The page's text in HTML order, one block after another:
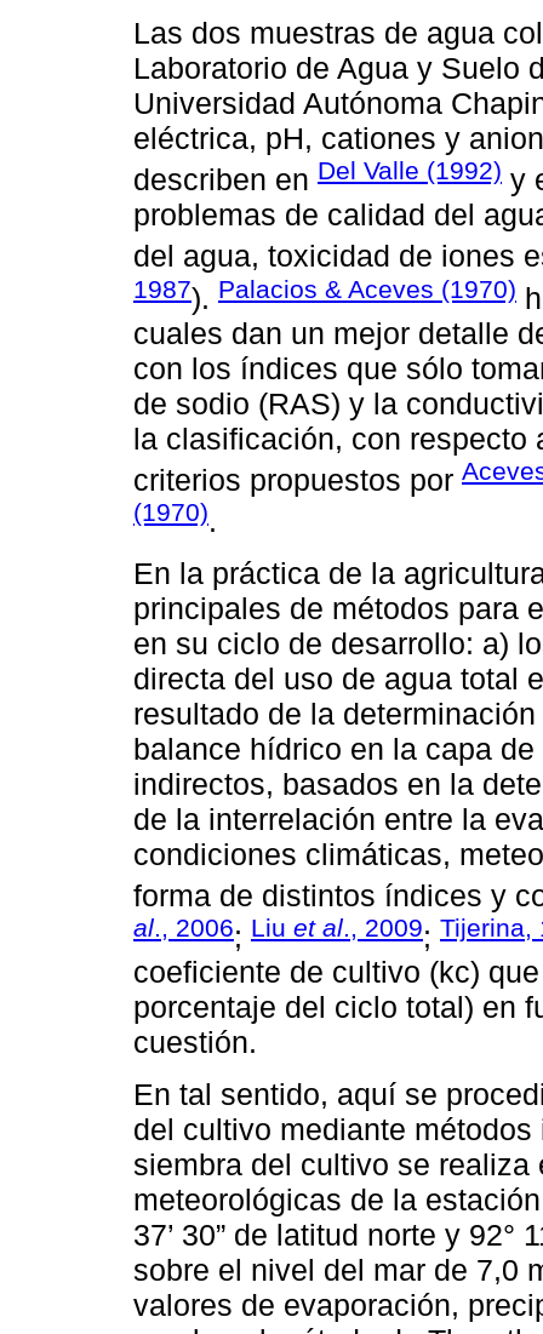
Las dos muestras de agua
Laboratorio de Agua y Suelo
Universidad Autónoma
eléctrica, pH, cationes y
describen en Del Valle (1992) y
problemas de calidad del
del agua, toxicidad de iones
1987). Palacios & Aceves (1970)
cuales dan un mejor detalle
con los índices que sólo
de sodio (RAS) y la
la clasificación, con respecto
criterios propuestos por
(1970).
En la práctica de la
principales de métodos para
en su ciclo de desarrollo: a)
directa del uso de agua total
resultado de la
balance hídrico en la capa
indirectos, basados en la
de la interrelación entre la
condiciones climáticas,
forma de distintos índices y
al., 2006; Liu et al., 2009; Tijerina,
coeficiente de cultivo (kc)
porcentaje del ciclo total) en
cuestión.
En tal sentido, aquí se
del cultivo mediante
siembra del cultivo se
meteorológicas de la
37’ 30” de latitud norte y 92°
sobre el nivel del mar de 7,0
valores de evaporación,